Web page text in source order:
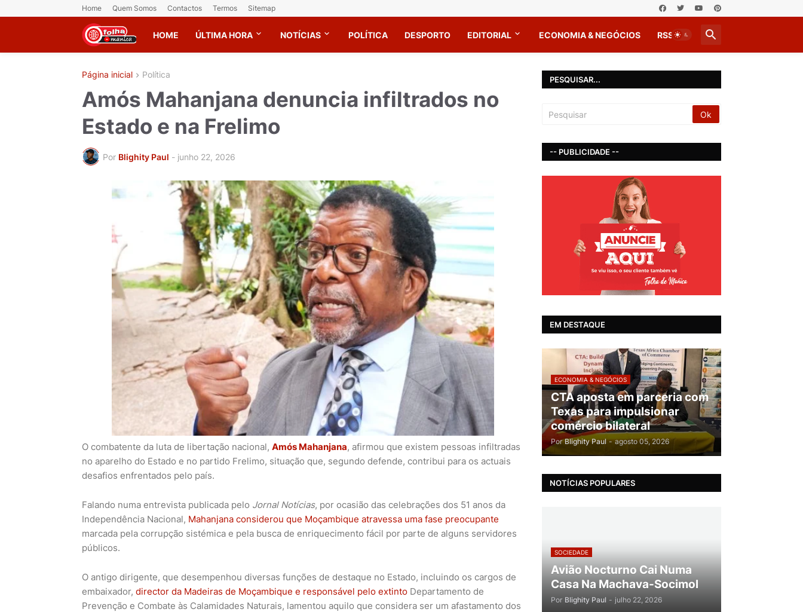
Home Quem Somos Contactos Termos Sitemap
HOME ÚLTIMA HORA NOTÍCIAS POLÍTICA DESPORTO EDITORIAL ECONOMIA & NEGÓCIOS RSS
Página inicial Política
Amós Mahanjana denuncia infiltrados no
Estado e na Frelimo
Por Blighity Paul - junho 22, 2026
O combatente da luta de libertação nacional, Amós Mahanjana, afirmou que existem pessoas infiltradas
no aparelho do Estado e no partido Frelimo, situação que, segundo defende, contribui para os actuais
desafios enfrentados pelo país.
Falando numa entrevista publicada pelo Jornal Notícias, por ocasião das celebrações dos 51 anos da
Independência Nacional, Mahanjana considerou que Moçambique atravessa uma fase preocupante
marcada pela corrupção sistémica e pela busca de enriquecimento fácil por parte de alguns servidores
públicos.
O antigo dirigente, que desempenhou diversas funções de destaque no Estado, incluindo os cargos de
embaixador, director da Madeiras de Moçambique e responsável pelo extinto Departamento de
Prevenção e Combate às Calamidades Naturais, lamentou aquilo que considera ser um afastamento dos
PESQUISAR...
-- PUBLICIDADE --
EM DESTAQUE
ECONOMIA & NEGÓCIOS
CTA aposta em parceria com
Texas para impulsionar
comércio bilateral
Por Blighity Paul - agosto 05, 2026
NOTÍCIAS POPULARES
SOCIEDADE
Avião Nocturno Cai Numa
Casa Na Machava-Socimol
Por Blighity Paul - julho 22, 2026